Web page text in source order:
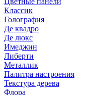
Классик
Голография
Де квадро
Де люкс
Имеджин
Либерти
Металлик
Палитра настроения
Текстура дерева
Флора